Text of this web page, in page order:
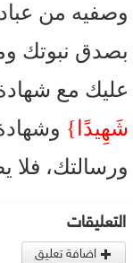
وصفيه من
بصدق نبوتك
عليك مع
شَهِيدًا}
ورسالتك،
التعليقات
اضافة تعليق